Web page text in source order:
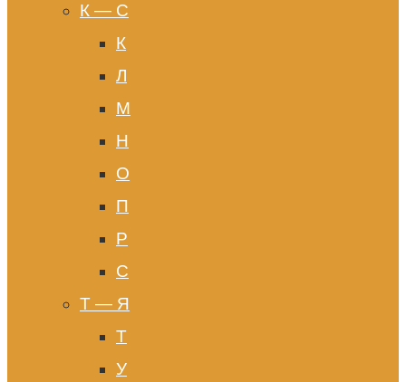
К — С
К
Л
М
Н
О
П
Р
С
Т — Я
Т
У